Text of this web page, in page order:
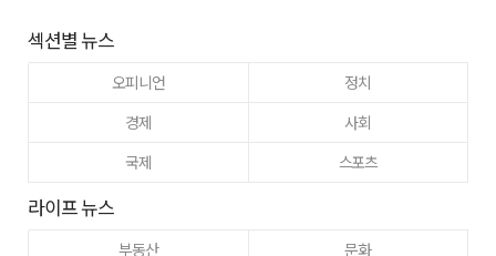
섹션별 뉴스
오피니언
정치
경제
사회
국제
스포츠
라이프 뉴스
부동산
문화